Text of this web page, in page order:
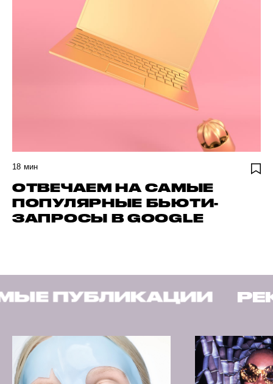
18 мин
ОТВЕЧАЕМ НА САМЫЕ
ПОПУЛЯРНЫЕ БЬЮТИ-
ЗАПРОСЫ В GOOGLE